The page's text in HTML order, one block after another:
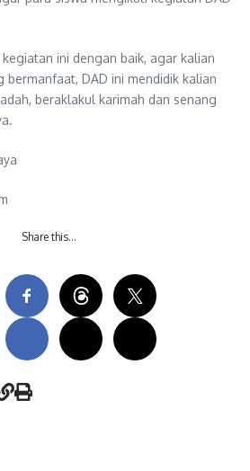
ini dengan baik, agar kalian
bermanfaat, DAD ini mendidik kalian
beraklakul karimah dan senang
Share this…